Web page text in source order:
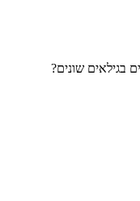
בגילאים שונים?